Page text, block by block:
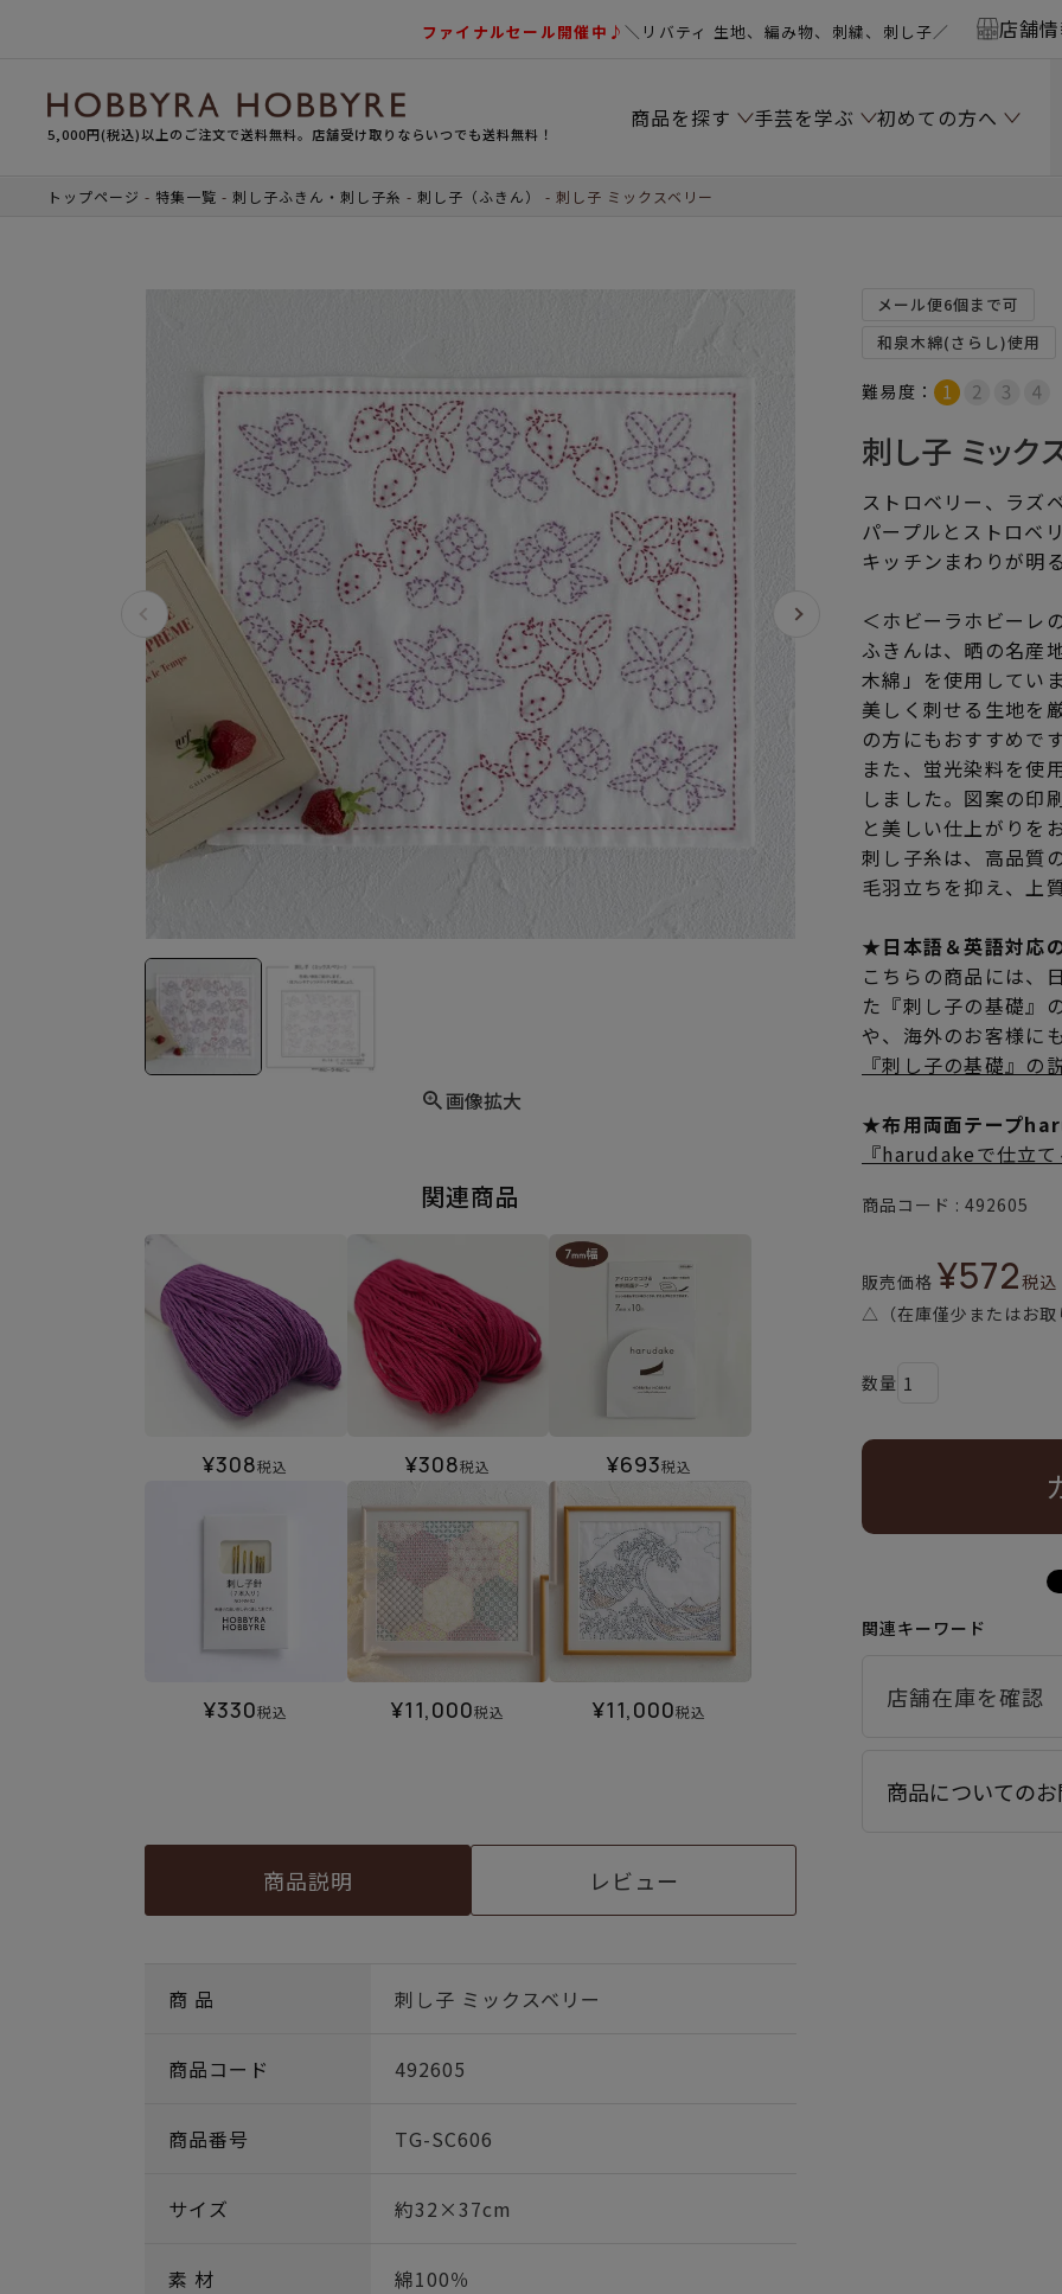
ファイナルセール開催中♪＼リバティ 生地、編み物、刺繍、刺し子／ 店舗
5,000円(税込)以上のご注文で送料無料。店舗受け取りならいつでも送料無料！
商品を探す 手芸を学ぶ 初めての方へ
トップページ 特集一覧 刺し子ふきん・刺し子糸 刺し子（ふきん） 刺し子 ミックスベリー
画像拡大
関連商品
¥308税込 ¥308税込 ¥693税込
¥330税込 ¥11,000税込 ¥11,000税込
商品説明 レビュー
商 品 刺し子 ミックスベリー
商品コード 492605
商品番号 TG-SC606
サイズ 約32×37cm
素 材 綿100％
メール便6個まで可
和泉木綿(さらし)使用
難易度：
刺し子 ミック
ストロベリー、ラズ
パープルとストロベ
キッチンまわりが明
＜ホビーラホビーレ
ふきんは、晒の名産
木綿」を使用してい
美しく刺せる生地を
の方にもおすすめです
また、蛍光染料を使
しました。図案の印
と美しい仕上がりを
刺し子糸は、高品質
毛羽立ちを抑え、上
★日本語＆英語対応
こちらの商品には、
た『刺し子の基礎』
や、海外のお客様に
『刺し子の基礎』の
★布用両面テープ
『harudakeで仕立
商品コード 492605
販売価格 ¥572税込
△（在庫僅少またはお取
関連キーワード
商品についての